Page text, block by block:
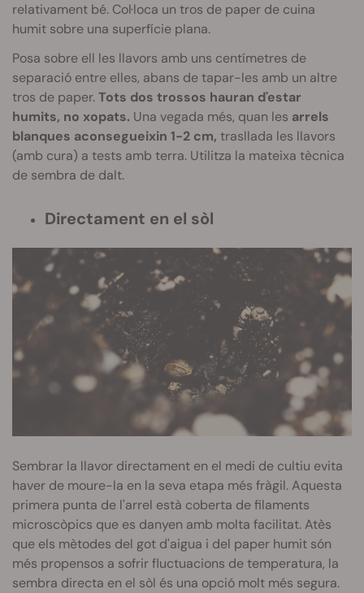
relativament bé. Col·loca un tros de paper de cuina
humit sobre una superfície plana.
Posa sobre ell les llavors amb uns centímetres de
separació entre elles, abans de tapar-les amb un altre
tros de paper.Tots dos trossos hauran d'estar
humits, no xopats. Una vegada més, quan les arrels
blanques aconsegueixin 1-2 cm, trasllada les llavors
(amb cura) a tests amb terra. Utilitza la mateixa tècnica
de sembra de dalt.
Directament en el sòl
Sembrar la llavor directament en el medi de cultiu evita
haver de moure-la en la seva etapa més fràgil. Aquesta
primera punta de l'arrel està coberta de filaments
microscòpics que es danyen amb molta facilitat. Atès
que els mètodes del got d'aigua i del paper humit són
més propensos a sofrir fluctuacions de temperatura, la
sembra directa en el sòl és una opció molt més segura.